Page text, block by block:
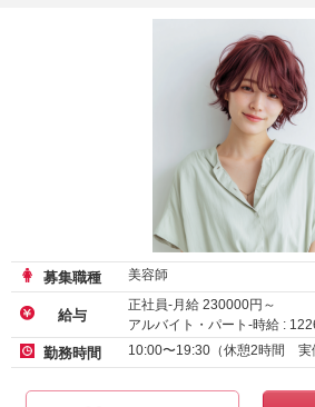
募集職種 美容師
給与
正社員-月給 230000円～
アルバイト・パート-時給 :
勤務時間 10:00〜19:30（休憩2時間 実